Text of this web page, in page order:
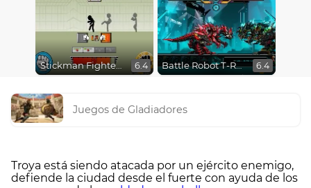
Stickman Fighter Epic Battles 6.4 Battle Robot T-Rex Age 6.4
Juegos de Gladiadores
Troya está siendo atacada por un ejército enemigo,
defiende la ciudad desde el fuerte con ayuda de los